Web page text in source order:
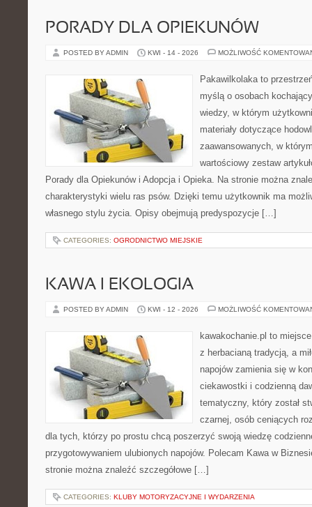
PORADY DLA OPIEKUNÓW
POSTED BY ADMIN KWI - 14 - 2026 MOŻLIWOŚĆ
Pakawilkolaka to
myślą o osobach
wiedzy, w którym
materiały dotyczące
zaawansowanych, w
wartościowy zestaw
Porady dla Opiekunów i Adopcja i Opieka. Na stronie można
charakterystyki wielu ras psów. Dzięki temu użytkownik ma
własnego stylu życia. Opisy obejmują predyspozycje […]
CATEGORIES: OGRODNICTWO MIEJSKIE
KAWA I EKOLOGIA
POSTED BY ADMIN KWI - 12 - 2026 MOŻLIWOŚĆ
kawakochanie.pl to
z herbacianą tradycją, a
napojów zamienia się w
ciekawostki i codzienną
tematyczny, który został
czarnej, osób ceniących
dla tych, którzy po prostu chcą poszerzyć swoją wiedzę
przygotowywaniem ulubionych napojów. Polecam Kawa w
stronie można znaleźć szczegółowe […]
CATEGORIES: KLUBY MOTORYZACYJNE I WYDARZENIA